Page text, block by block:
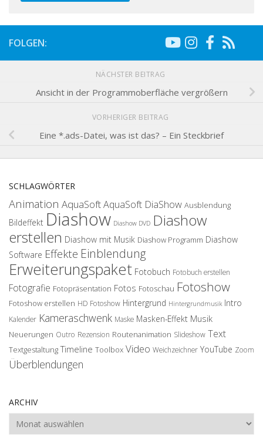
FOLGEN:
NÄCHSTER BEITRAG
Ansicht in der Programmoberfläche vergrößern
VORHERIGER BEITRAG
Eine *.ads-Datei, was ist das? – Ein Steckbrief
SCHLAGWÖRTER
Animation AquaSoftAquaSoft DiaShow Ausblendung
Bildeffekt Diashow Diashow DVD Diashow
erstellen Diashow mit Musik Diashow Programm Diashow
Software Effekte Einblendung
Erweiterungspaket Fotobuch Fotobuch erstellen
Fotografie Fotopräsentation Fotos Fotoschau Fotoshow
Fotoshow erstellen HD Fotoshow Hintergrund Hintergrundmusik Intro
Kalender Kameraschwenk Maske Masken-Effekt Musik
Neuerungen Outro Rezension Routenanimation Slideshow Text
Textgestaltung Timeline Toolbox Video Weichzeichner YouTube Zoom
Überblendungen
ARCHIV
Archiv